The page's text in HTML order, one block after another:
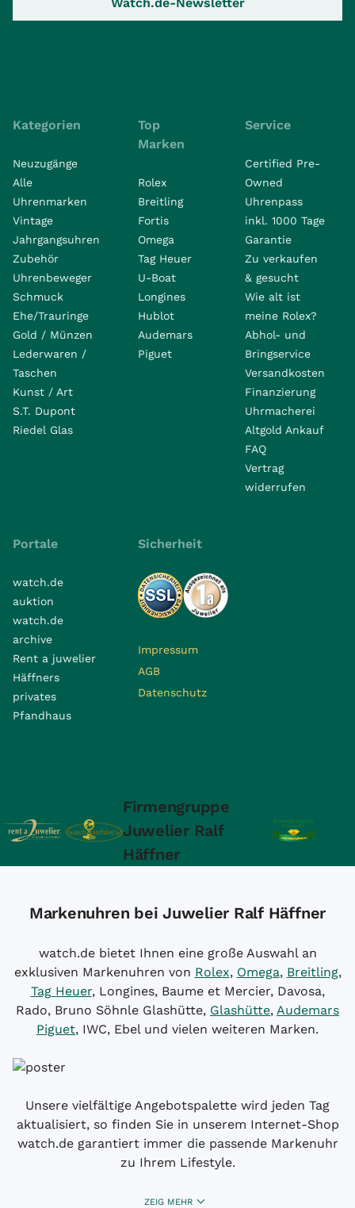
Kategorien
Neuzugänge
Alle
Uhrenmarken
Vintage
Jahrgangsuhren
Zubehör
Uhrenbeweger
Schmuck
Ehe/Trauringe
Gold / Münzen
Lederwaren /
Taschen
Kunst / Art
S.T. Dupont
Riedel Glas
Top
Marken
Rolex
Breitling
Fortis
Omega
Tag Heuer
U-Boat
Longines
Hublot
Audemars
Piguet
Service
Certified Pre-
Owned
Uhrenpass
inkl. 1000 Tage
Garantie
Zu verkaufen
& gesucht
Wie alt ist
meine Rolex?
Abhol- und
Bringservice
Versandkosten
Finanzierung
Uhrmacherei
Altgold Ankauf
FAQ
Vertrag
widerrufen
Portale
watch.de
auktion
watch.de
archive
Rent a juwelier
Häffners
privates
Pfandhaus
Sicherheit
Impressum
AGB
Datenschutz
Firmengruppe
Juwelier Ralf
Häffner
Markenuhren bei Juwelier Ralf Häffner
watch.de bietet Ihnen eine große Auswahl an
exklusiven Markenuhren von Rolex, Omega, Breitling,
Tag Heuer, Longines, Baume et Mercier, Davosa,
Rado, Bruno Söhnle Glashütte, Glashütte, Audemars
Piguet, IWC, Ebel und vielen weiteren Marken.
Unsere vielfältige Angebotspalette wird jeden Tag
aktualisiert, so finden Sie in unserem Internet-Shop
watch.de garantiert immer die passende Markenuhr
zu Ihrem Lifestyle.
ZEIG MEHR